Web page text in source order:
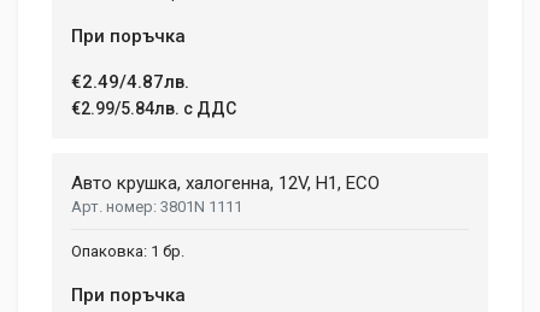
208 mm 1
Write A Review
Review Stars
Your Name
При поръчка
€2.49/4.87лв.
€2.99/5.84лв. с ДДС
Авто крушка, халогенна, 12V, H1, ECO
3801N 1111
1 бр.
При поръчка